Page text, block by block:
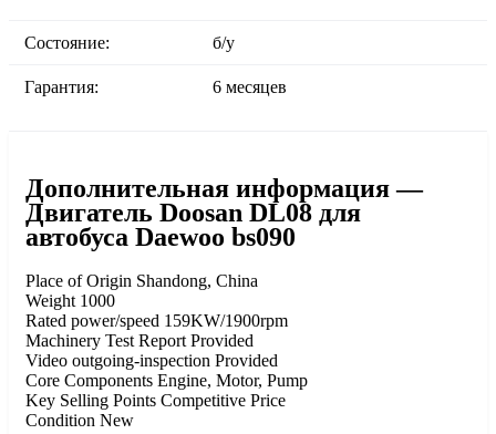
Состояние: б/у
Гарантия: 6 месяцев
Дополнительная информация —
Двигатель Doosan DL08 для
автобуса Daewoo bs090
Place of Origin Shandong, China
Weight 1000
Rated power/speed 159KW/1900rpm
Machinery Test Report Provided
Video outgoing-inspection Provided
Core Components Engine, Motor, Pump
Key Selling Points Competitive Price
Condition New